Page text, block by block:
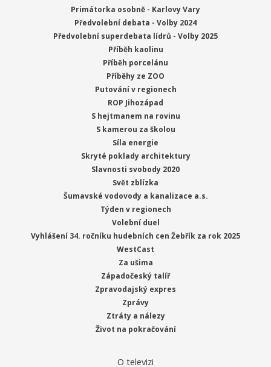
Primátorka osobně - Karlovy Vary
Předvolební debata - Volby 2024
Předvolební superdebata lídrů - Volby 2025
Příběh kaolinu
Příběh porcelánu
Příběhy ze ZOO
Putování v regionech
ROP Jihozápad
S hejtmanem na rovinu
S kamerou za školou
Síla energie
Skryté poklady architektury
Slavnosti svobody 2020
Svět zblízka
Šumavské vodovody a kanalizace a.s.
Týden v regionech
Volební duel
Vyhlášení 34. ročníku hudebních cen Žebřík za rok 2025
WestCast
Za ušima
Západočeský talíř
Zpravodajský expres
Zprávy
Ztráty a nálezy
Život na pokračování
O televizi